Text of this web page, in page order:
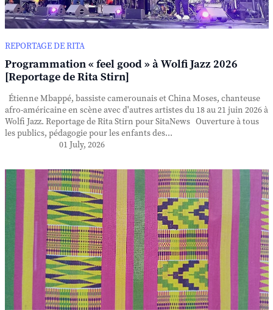
REPORTAGE DE RITA
Programmation « feel good » à Wolfi Jazz 2026
[Reportage de Rita Stirn]
Étienne Mbappé, bassiste camerounais et China Moses, chanteuse
afro-américaine en scène avec d'autres artistes du 18 au 21 juin 2026 à
Wolfi Jazz. Reportage de Rita Stirn pour SitaNews Ouverture à tous
les publics, pédagogie pour les enfants des...
01 July, 2026